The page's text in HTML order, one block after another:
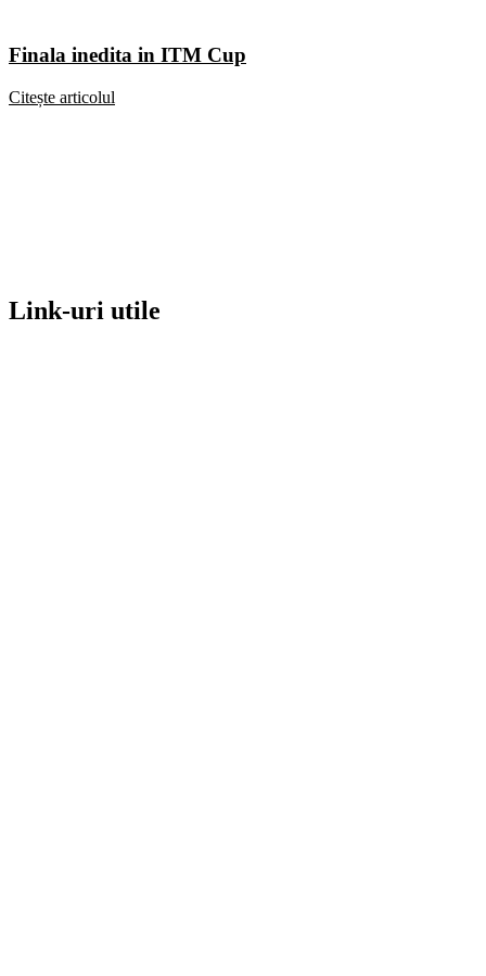
Finala inedita in ITM Cup
Citește articolul
Link-uri utile